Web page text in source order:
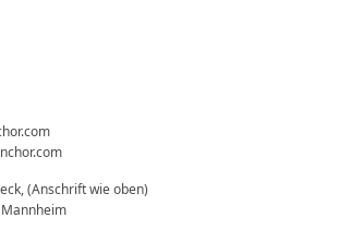
(Anschrift wie oben)